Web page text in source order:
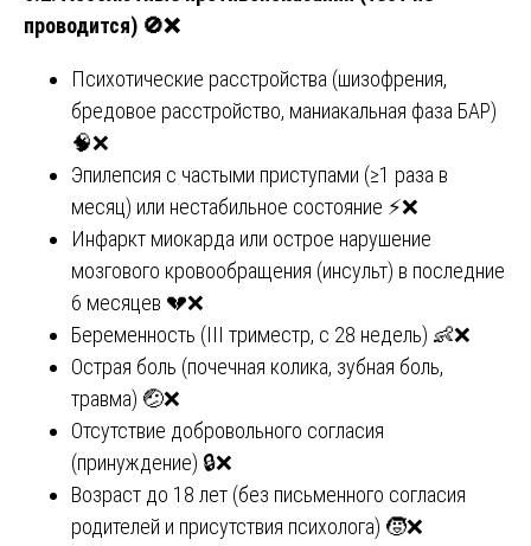
проводится) 🚫❌
Психотические расстройства (шизофрения,
бредовое расстройство, маниакальная фаза БАР)
🧠❌
Эпилепсия с частыми приступами (≥1 раза в
месяц) или нестабильное состояние ⚡❌
Инфаркт миокарда или острое нарушение
мозгового кровообращения (инсульт) в последние
6 месяцев 💔❌
Беременность (III триместр, с 28 недель) 👶❌
Острая боль (почечная колика, зубная боль,
травма) 🤕❌
Отсутствие добровольного согласия
(принуждение) 🔒❌
Возраст до 18 лет (без письменного согласия
родителей и присутствия психолога) 🧒❌